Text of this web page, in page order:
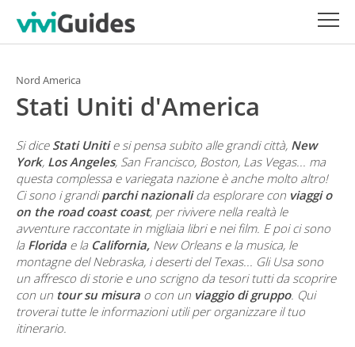
Nord America
Stati Uniti d'America
Si dice Stati Unitie si pensa subito alle grandi città, New
York, Los Angeles, San Francisco, Boston, Las Vegas... ma
questa complessa e variegata nazione è anche molto altro!
Ci sono i grandiparchi nazionalida esplorare con viaggi o
on the road coast coast, per rivivere nella realtà le
avventure raccontate in migliaia libri e nei film. E poi ci sono
la Florida e la California, New Orleans e la musica, le
montagne del Nebraska, i deserti del Texas... Gli Usa sono
un affresco di storie e uno scrigno da tesori tutti da scoprire
con un tour su misura o con un viaggio di gruppo. Qui
troverai tutte le informazioni utili per organizzare il tuo
itinerario.